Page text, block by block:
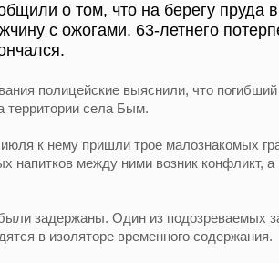
о том, что на берегу пруда
с ожогами. 63-летнего
полицейские выяснили, что
территории села Бым.
к нему пришли трое малознакомых
напитков между ними возник конфликт,
задержаны. Один из подозреваемых
в изоляторе временного содержания.